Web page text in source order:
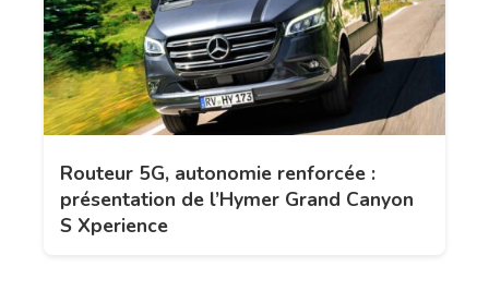
Routeur 5G, autonomie renforcée :
présentation de l’Hymer Grand Canyon
S Xperience